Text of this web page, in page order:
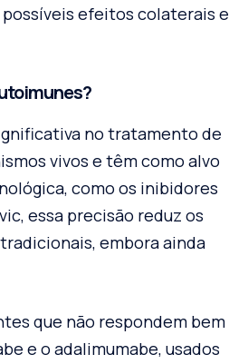
efeitos colaterais e
no tratamento de
vivos e têm como alvo
como os inibidores
essa precisão reduz os
embora ainda
que não respondem bem
e o adalimumabe, usados